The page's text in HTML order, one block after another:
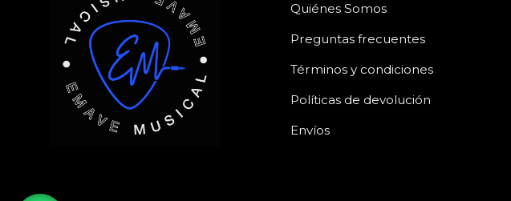
Quiénes Somos
Preguntas frecuentes
Términos y condiciones
Políticas de devolución
Envíos